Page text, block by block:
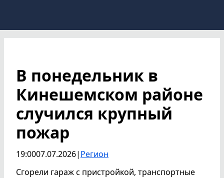
В понедельник в
Кинешемском районе
случился крупный
пожар
19:0007.07.2026| Регион
Сгорели гараж с пристройкой, транспортные